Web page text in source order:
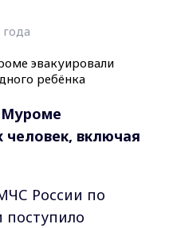
года
Муроме
человек, включая
России по
поступило